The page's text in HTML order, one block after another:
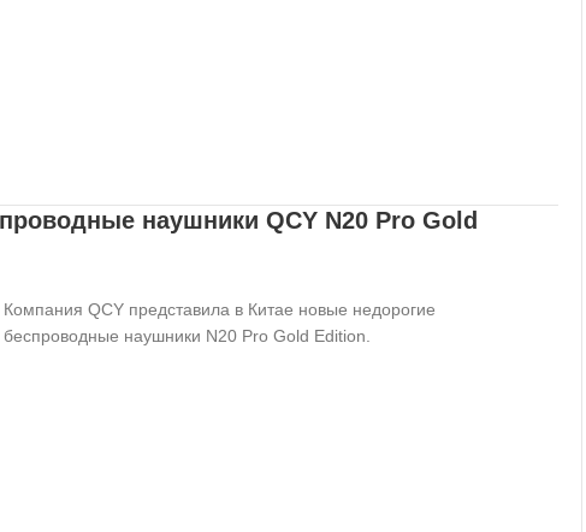
наушники QCY N20 Pro Gold
Компания QCY представила в Китае новые недорогие
беспроводные наушники N20 Pro Gold Edition.